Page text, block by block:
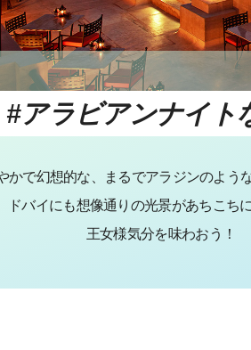
#アラビアンナイト
かで幻想的な、まるでアラジンのよう
ドバイにも想像通りの光景があちこち
王女様気分を味わおう！